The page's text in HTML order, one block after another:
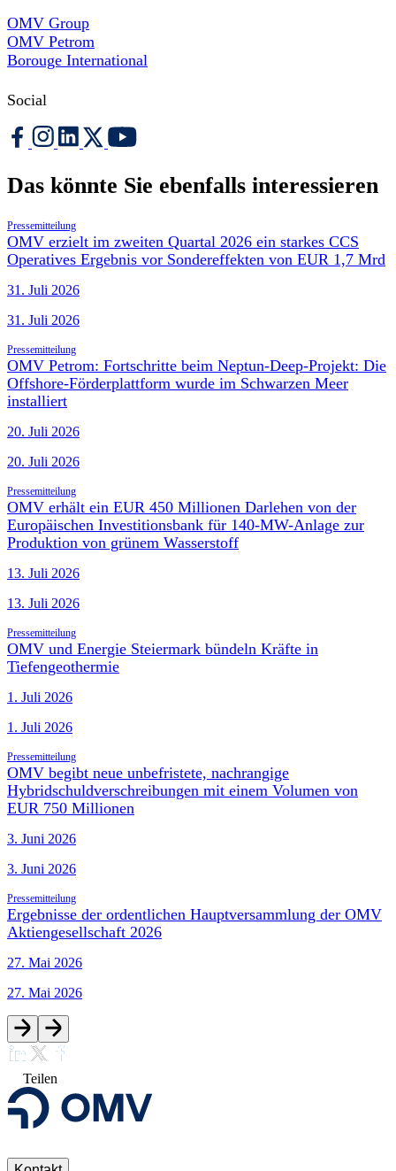
OMV Group
OMV Petrom
Borouge International
Social
Das könnte Sie ebenfalls interessieren
Pressemitteilung
OMV erzielt im zweiten Quartal 2026 ein starkes CCS
Operatives Ergebnis vor Sondereffekten von EUR 1,7 Mrd
31. Juli 2026
31. Juli 2026
Pressemitteilung
OMV Petrom: Fortschritte beim Neptun-Deep-Projekt: Die
Offshore-Förderplattform wurde im Schwarzen Meer
installiert
20. Juli 2026
20. Juli 2026
Pressemitteilung
OMV erhält ein EUR 450 Millionen Darlehen von der
Europäischen Investitionsbank für 140-MW-Anlage zur
Produktion von grünem Wasserstoff
13. Juli 2026
13. Juli 2026
Pressemitteilung
OMV und Energie Steiermark bündeln Kräfte in
Tiefengeothermie
1. Juli 2026
1. Juli 2026
Pressemitteilung
OMV begibt neue unbefristete, nachrangige
Hybridschuldverschreibungen mit einem Volumen von
EUR 750 Millionen
3. Juni 2026
3. Juni 2026
Pressemitteilung
Ergebnisse der ordentlichen Hauptversammlung der OMV
Aktiengesellschaft 2026
27. Mai 2026
27. Mai 2026
Teilen